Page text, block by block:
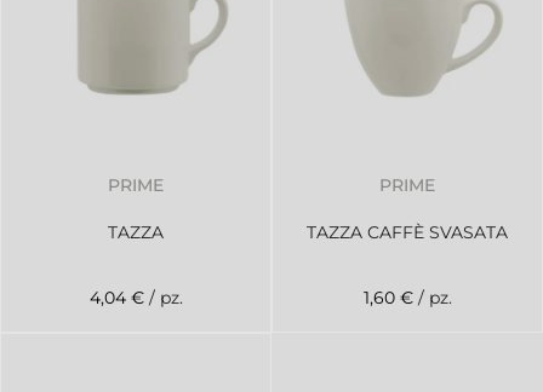
PRIME
TAZZA
4,04 € / pz.
PRIME
TAZZA CAFFÈ SVASATA
1,60 € / pz.